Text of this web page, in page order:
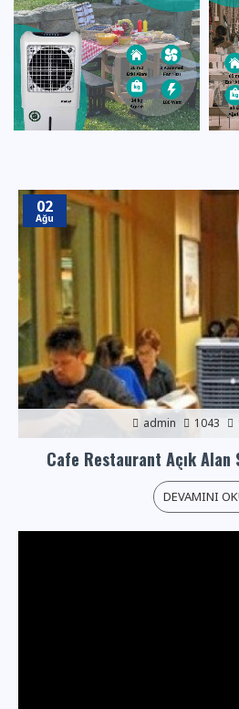
02
Ağu
admin 1043
Cafe Restaurant Açık Alan
DEVAMINI